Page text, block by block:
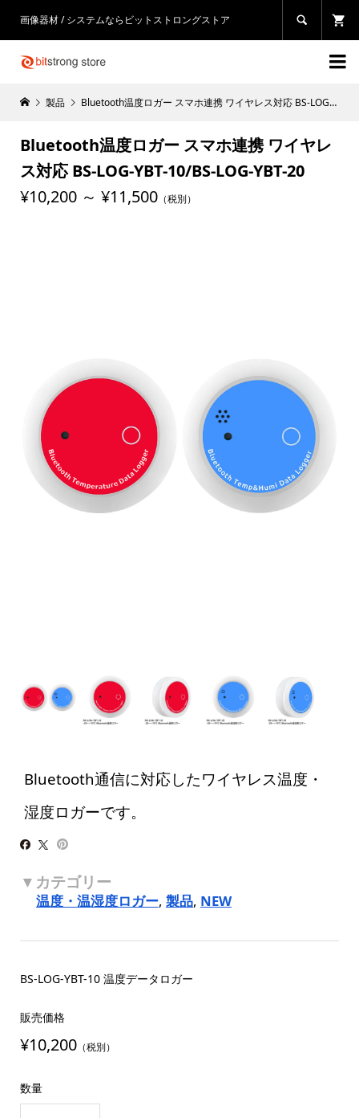
画像器材 / システムならビットストロングストア 

製品 Bluetooth温度ロガー スマホ連携 ワイヤレス対応 BS-LOG-YBT-10/BS-LOG-YBT-20
Bluetooth温度ロガー スマホ連携 ワイヤレ
ス対応 BS-LOG-YBT-10/BS-LOG-YBT-20
¥10,200 ～ ¥11,500（税別）
Bluetooth通信に対応したワイヤレス温度・
湿度ロガーです。
温度・温湿度ロガー, 製品, NEW
BS-LOG-YBT-10 温度データロガー
販売価格
¥10,200（税別）
数量